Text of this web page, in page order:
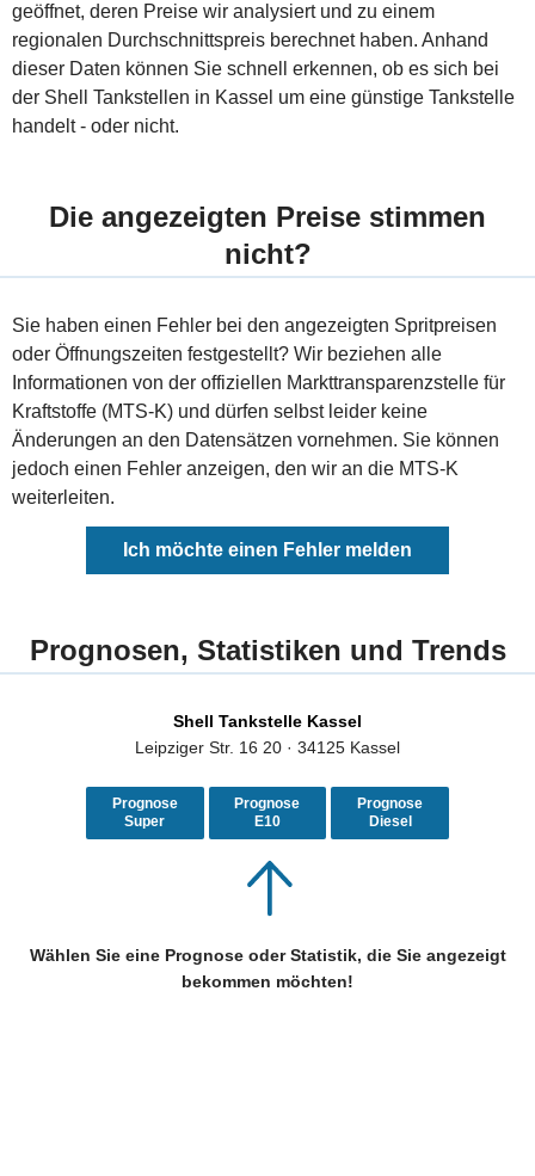
geöffnet, deren Preise wir analysiert und zu einem
regionalen Durchschnittspreis berechnet haben. Anhand
dieser Daten können Sie schnell erkennen, ob es sich bei
der Shell Tankstellen in Kassel um eine günstige Tankstelle
handelt - oder nicht.
Die angezeigten Preise stimmen
nicht?
Sie haben einen Fehler bei den angezeigten Spritpreisen
oder Öffnungszeiten festgestellt? Wir beziehen alle
Informationen von der offiziellen Markttransparenzstelle für
Kraftstoffe (MTS-K) und dürfen selbst leider keine
Änderungen an den Datensätzen vornehmen. Sie können
jedoch einen Fehler anzeigen, den wir an die MTS-K
weiterleiten.
Ich möchte einen Fehler melden
Prognosen, Statistiken und Trends
Shell Tankstelle Kassel
Leipziger Str. 16 20 · 34125 Kassel
Prognose
Super
Prognose
E10
Prognose
Diesel
Wählen Sie eine Prognose oder Statistik, die Sie angezeigt
bekommen möchten!